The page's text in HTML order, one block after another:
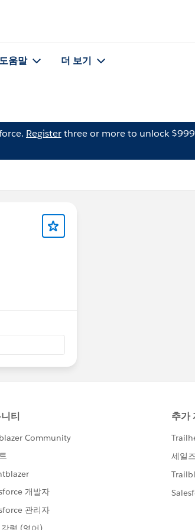
도움말 더 보기
Registerthree or more to unlock $999